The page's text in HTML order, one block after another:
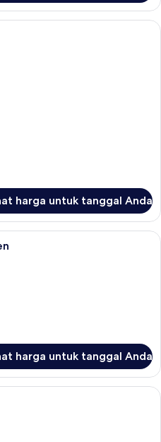
Seprai premium, Wi-Fi gratis, dan
harga untuk tanggal Anda
Seprai premium, Wi-Fi gratis, dan
harga untuk tanggal Anda